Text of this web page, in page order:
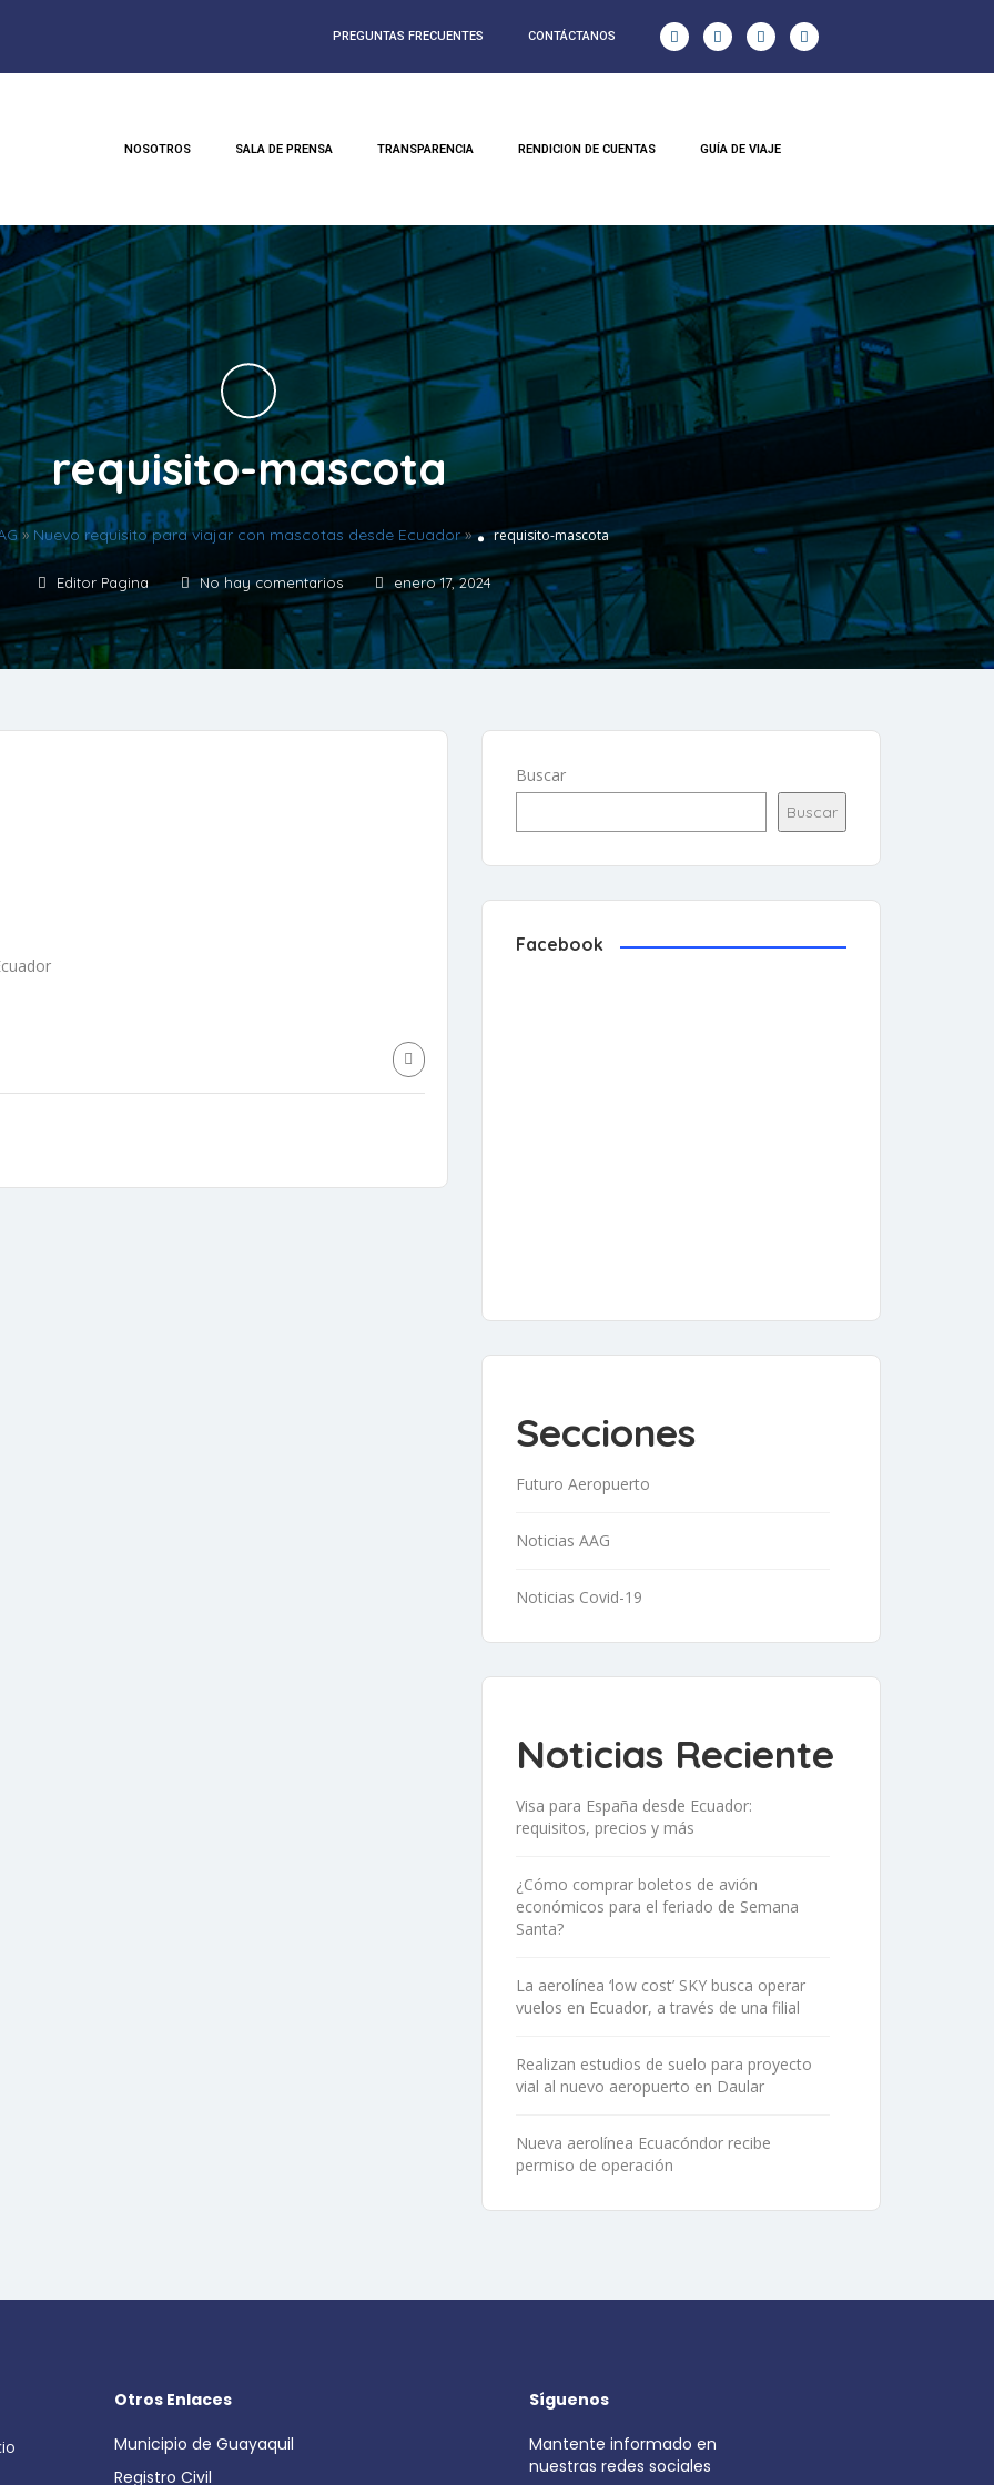
PREGUNTAS FRECUENTES CONTÁCTANOS
NOSOTROS SALA DE PRENSA TRANSPARENCIA RENDICION DE CUENTAS GUÍA DE VIAJE
requisito-mascota
» Nuevo requisito para viajar con mascotas desde Ecuador» requisito-mascota
Editor Pagina No hay comentarios enero 17, 2024
Buscar
Buscar
Facebook
Secciones
Futuro Aeropuerto
Noticias AAG
Noticias Covid-19
Noticias Reciente
Visa para España desde Ecuador:
requisitos, precios y más
¿Cómo comprar boletos de avión
económicos para el feriado de Semana
Santa?
La aerolínea ‘low cost’ SKY busca operar
vuelos en Ecuador, a través de una filial
Realizan estudios de suelo para proyecto
vial al nuevo aeropuerto en Daular
Nueva aerolínea Ecuacóndor recibe
permiso de operación
Otros Enlaces
Municipio de Guayaquil
Registro Civil
Síguenos
Mantente informado en
nuestras redes sociales